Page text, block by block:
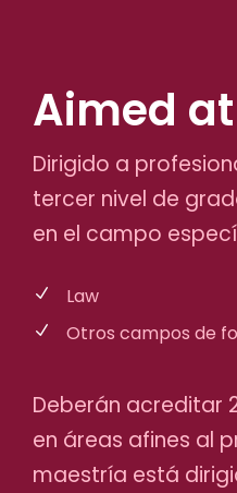
Aimed at
Dirigido a
tercer nivel de
en el campo
Law
Otros campos de
Deberán acreditar
en áreas afines al
maestría está